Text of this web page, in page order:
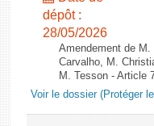
dépôt :
28/05/2026
Amendement de
Carvalho, M.
M. Tesson - Article
Voir le dossier (Protéger